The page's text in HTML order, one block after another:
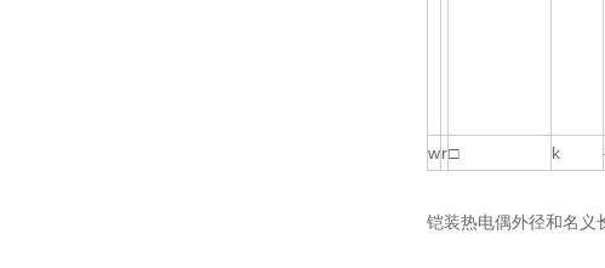
wr□ k
铠装热电偶外径和名义